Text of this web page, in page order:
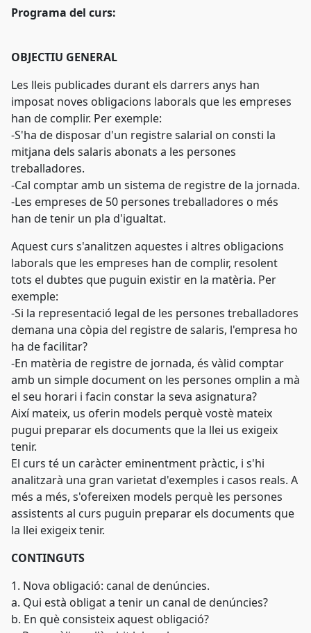
Programa del curs:
OBJECTIU GENERAL
Les lleis publicades durant els darrers anys han
imposat noves obligacions laborals que les empreses
han de complir. Per exemple:
-S'ha de disposar d'un registre salarial on consti la
mitjana dels salaris abonats a les persones
treballadores.
-Cal comptar amb un sistema de registre de la jornada.
-Les empreses de 50 persones treballadores o més
han de tenir un pla d'igualtat.
Aquest curs s'analitzen aquestes i altres obligacions
laborals que les empreses han de complir, resolent
tots el dubtes que puguin existir en la matèria. Per
exemple:
-Si la representació legal de les persones treballadores
demana una còpia del registre de salaris, l'empresa ho
ha de facilitar?
-En matèria de registre de jornada, és vàlid comptar
amb un simple document on les persones omplin a mà
el seu horari i facin constar la seva asignatura?
Així mateix, us oferin models perquè vostè mateix
pugui preparar els documents que la llei us exigeix
tenir.
El curs té un caràcter eminentment pràctic, i s'hi
analitzarà una gran varietat d'exemples i casos reals. A
més a més, s'ofereixen models perquè les persones
assistents al curs puguin preparar els documents que
la llei exigeix tenir.
CONTINGUTS
1. Nova obligació: canal de denúncies.
a. Qui està obligat a tenir un canal de denúncies?
b. En què consisteix aquest obligació?